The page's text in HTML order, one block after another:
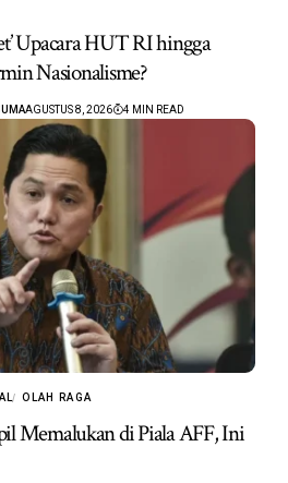
Upacara HUT RI hingga
Nasionalisme?
AGUSTUS 8, 2026 4 MIN READ
OLAH RAGA
Memalukan di Piala AFF, Ini